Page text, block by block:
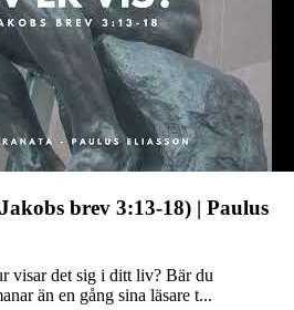
brev 3:13-18) | Paulus
visar det sig i ditt liv? Bär du
än en gång sina läsare t...